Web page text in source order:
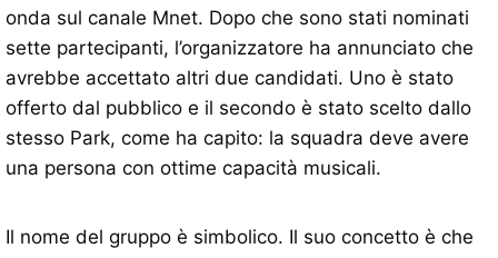
onda sul canale Mnet. Dopo che sono stati nominati
sette partecipanti, l’organizzatore ha annunciato che
avrebbe accettato altri due candidati. Uno è stato
offerto dal pubblico e il secondo è stato scelto dallo
stesso Park, come ha capito: la squadra deve avere
una persona con ottime capacità musicali.
Il nome del gruppo è simbolico. Il suo concetto è che